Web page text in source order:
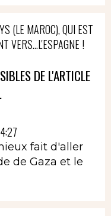
(LE MAROC), QUI EST
VERS...L'ESPAGNE !
DE L'ARTICLE
fait d'aller
de Gaza et le